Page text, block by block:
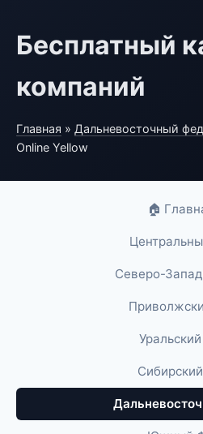
Бесплатный
компаний
Главная » Дальневосточный
Online Yellow
🏠
Северо-